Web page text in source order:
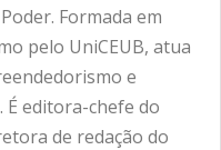
Formada em
pelo UniCEUB, atua
e
editora-chefe do
de redação do